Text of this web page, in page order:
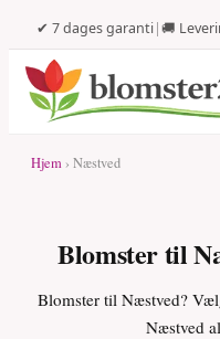
✔ 7 dages garanti|🚚
Hjem › Næstved
Blomster til
Blomster til Næstved?
Næstved